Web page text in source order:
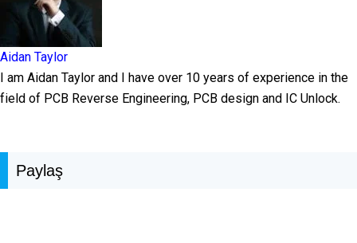
Aidan Taylor
I am Aidan Taylor and I have over 10 years of experience in the
field of PCB Reverse Engineering, PCB design and IC Unlock.
Paylaş